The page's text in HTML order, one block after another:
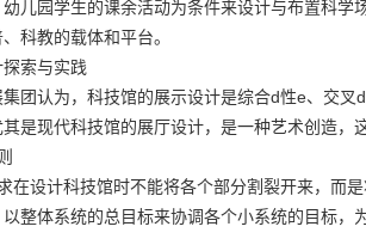
儿园学生的课余活动为条件来设计与布置科学
科教的载体和平台。
索与实践
集团认为，科技馆的展示设计是综合d性e、交
是现代科技馆的展厅设计，是一种艺术创造，
在设计科技馆时不能将各个部分割裂开来，而
整体系统的总目标来协调各个小系统的目标，